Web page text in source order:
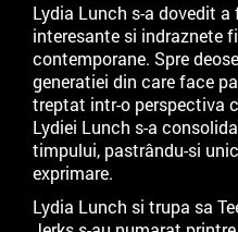
Lydia Lunch s-a dovedit
interesante si indraznete
contemporane. Spre
generatiei din care face
treptat intr-o perspectiva
Lydiei Lunch s-a
timpului, pastrându-si
exprimare.
Lydia Lunch si trupa sa